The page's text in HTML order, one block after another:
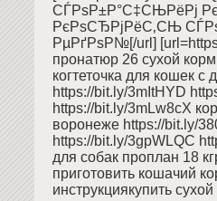
СЃРѕР±Р°С‡СЊРёРј
РєРѕСЂРјРёС‚СЊ
РµРґРѕР№[/url]
пронатюр 26 сухой
когтеточка для кошек
https://bit.ly/3mItHYD
https://bit.ly/3mLw8cX
воронеже https://bit.ly/
https://bit.ly/3gpWLQC
для собак проплан 18
приготовить кошачий
инструкциякупить